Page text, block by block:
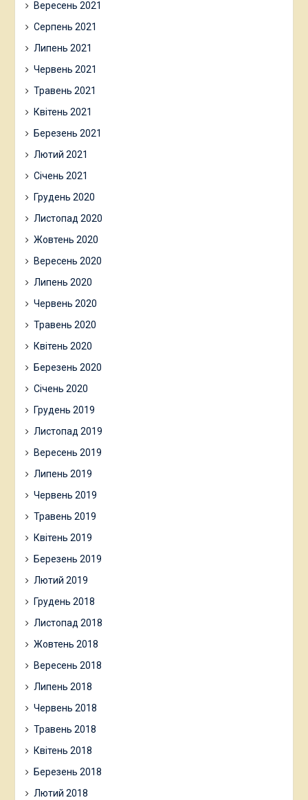
Вересень 2021
Серпень 2021
Липень 2021
Червень 2021
Травень 2021
Квітень 2021
Березень 2021
Лютий 2021
Січень 2021
Грудень 2020
Листопад 2020
Жовтень 2020
Вересень 2020
Липень 2020
Червень 2020
Травень 2020
Квітень 2020
Березень 2020
Січень 2020
Грудень 2019
Листопад 2019
Вересень 2019
Липень 2019
Червень 2019
Травень 2019
Квітень 2019
Березень 2019
Лютий 2019
Грудень 2018
Листопад 2018
Жовтень 2018
Вересень 2018
Липень 2018
Червень 2018
Травень 2018
Квітень 2018
Березень 2018
Лютий 2018